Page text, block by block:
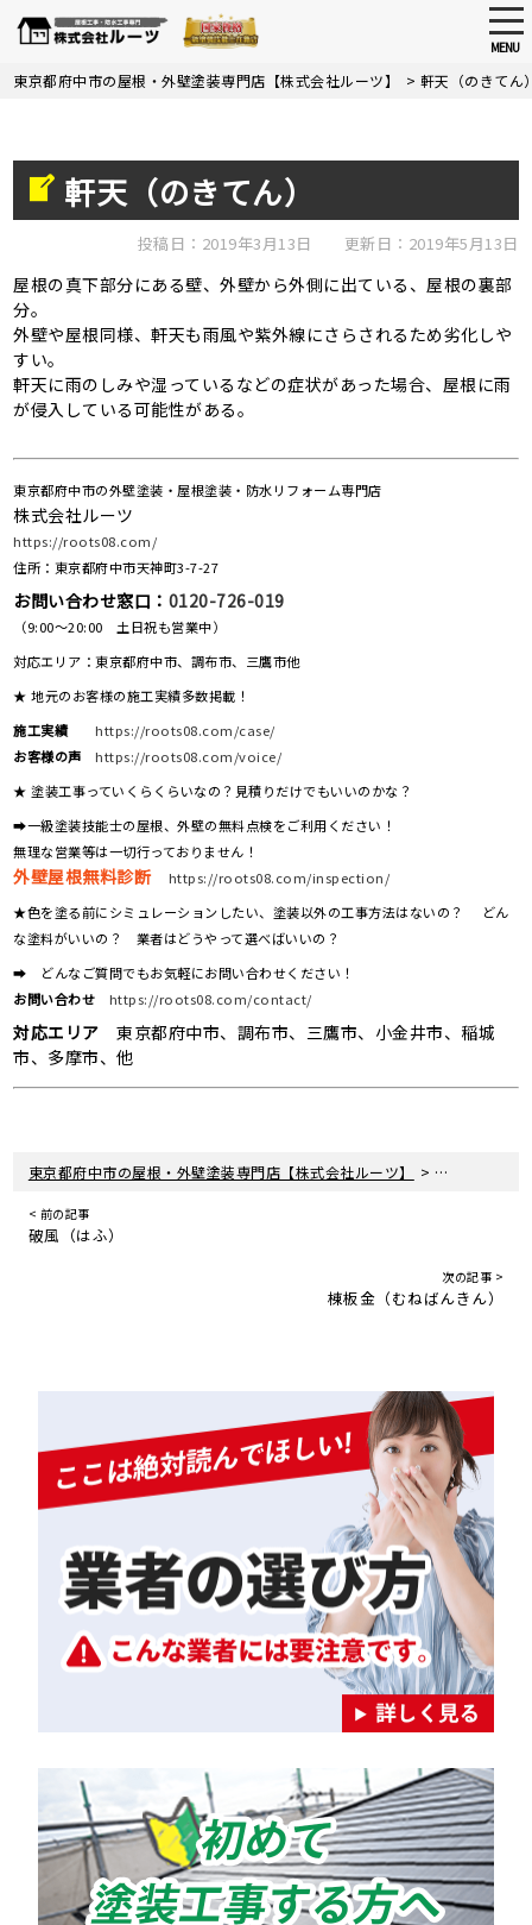
Skip
MENU
東京都府中市の屋根・外壁塗装専門店【株式会社ルーツ】 > 軒天（のきてん
軒天（のきてん）
投稿日：2019年3月13日 更新日：2019年5月13日
屋根の真下部分にある壁、外壁から外側に出ている、屋根の裏部
分。
外壁や屋根同様、軒天も雨風や紫外線にさらされるため劣化しや
すい。
軒天に雨のしみや湿っているなどの症状があった場合、屋根に雨
が侵入している可能性がある。
東京都府中市の外壁塗装・屋根塗装・防水リフォーム専門店
株式会社ルーツ
https://roots08.com/
住所：東京都府中市天神町3-7-27
お問い合わせ窓口： 0120-726-019
（9:00～20:00 土日祝も営業中）
対応エリア：東京都府中市、調布市、三鷹市他
★ 地元のお客様の施工実績多数掲載！
施工実績
https://roots08.com/case/
お客様の声
https://roots08.com/voice/
★ 塗装工事っていくらくらいなの？見積りだけでもいいのかな？
➡一級塗装技能士の屋根、外壁の無料点検をご利用ください！
無理な営業等は一切行っておりません！
外壁屋根無料診断
https://roots08.com/inspection/
★色を塗る前にシミュレーションしたい、塗装以外の工事方法はないの？ どん
な塗料がいいの？ 業者はどうやって選べばいいの？
➡ どんなご質問でもお気軽にお問い合わせください！
お問い合わせ
https://roots08.com/contact/
対応エリア 東京都府中市、調布市、三鷹市、小金井市、稲城
市、多摩市、他
東京都府中市の屋根・外壁塗装専門店【株式会社ルーツ】 > 軒天（のきて
< 前の記事
破風（はふ）
次の記事 >
棟板金（むねばんきん）